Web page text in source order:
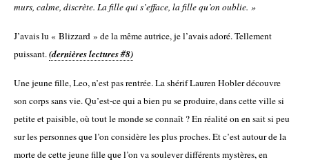
murs, calme, discrète. La fille qui s’efface, la fille qu’on oublie. »
J’avais lu « Blizzard » de la même autrice, je l’avais adoré. Tellement
puissant.(dernières lectures #8)
Une jeune fille, Leo, n’est pas rentrée. La shérif Lauren Hobler découvre
son corps sans vie. Qu’est-ce qui a bien pu se produire, dans cette ville si
petite et paisible, où tout le monde se connaît ? En réalité on en sait si peu
sur les personnes que l’on considère les plus proches. Et c’est autour de la
morte de cette jeune fille que l’on va soulever différents mystères, en